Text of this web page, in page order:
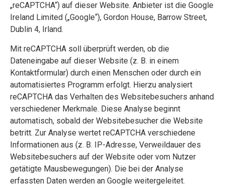
„reCAPTCHA“) auf dieser Website. Anbieter ist die Google
Ireland Limited („Google“), Gordon House, Barrow Street,
Dublin 4, Irland.
Mit reCAPTCHA soll überprüft werden, ob die
Dateneingabe auf dieser Website (z. B. in einem
Kontaktformular) durch einen Menschen oder durch ein
automatisiertes Programm erfolgt. Hierzu analysiert
reCAPTCHA das Verhalten des Websitebesuchers anhand
verschiedener Merkmale. Diese Analyse beginnt
automatisch, sobald der Websitebesucher die Website
betritt. Zur Analyse wertet reCAPTCHA verschiedene
Informationen aus (z. B. IP-Adresse, Verweildauer des
Websitebesuchers auf der Website oder vom Nutzer
getätigte Mausbewegungen). Die bei der Analyse
erfassten Daten werden an Google weitergeleitet.